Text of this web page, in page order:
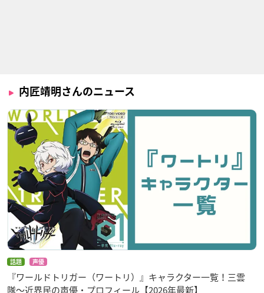
内匠靖明さんのニュース
話題 声優
『ワールドトリガー（ワートリ）』キャラクター一覧！三雲
隊〜近界民の声優・プロフィール【2026年最新】